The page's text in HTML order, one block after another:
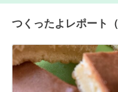
つくったよレポート（